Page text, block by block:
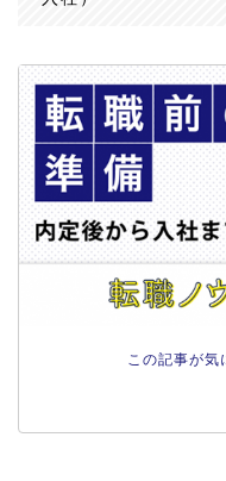
この記事が気